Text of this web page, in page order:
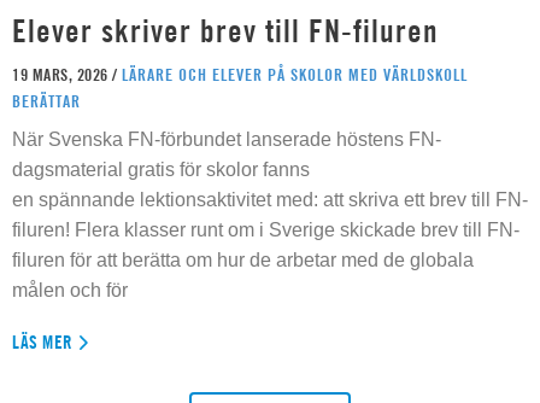
Elever skriver brev till FN-filuren
19 MARS, 2026 / LÄRARE OCH ELEVER PÅ SKOLOR MED VÄRLDSKOLL
BERÄTTAR
När Svenska FN-förbundet lanserade höstens FN-
dagsmaterial gratis för skolor fanns
en spännande lektionsaktivitet med: att skriva ett brev till FN-
filuren! Flera klasser runt om i Sverige skickade brev till FN-
filuren för att berätta om hur de arbetar med de globala
målen och för
LÄS MER